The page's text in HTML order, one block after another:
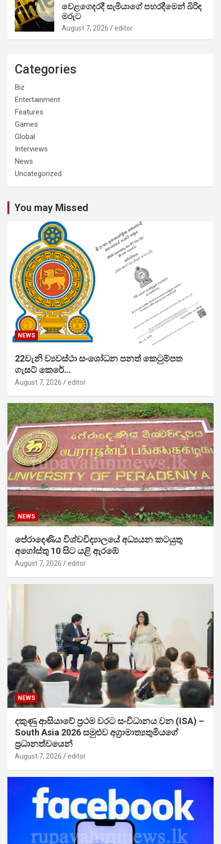
වෙළගෙදරදී සැමියාගේ පහරදීමෙන් බිරිඳ
මරුට
August 7, 2026 editor
Categories
Biz
Entertainment
Features
Games
Global
Interviews
News
Uncategorized
You may Missed
NEWS
22වැනි ව්‍යවස්ථා සංශෝධන පනත් කෙටුම්පත
ගැසට් කෙරේ…
August 7, 2026 editor
NEWS
පේරාදෙණිය විශ්වවිද්‍යාලයේ අධ්‍යයන කටයුතු
අගෝස්තු 10 සිට යළි ඇරඹේ
August 7, 2026 editor
NEWS
දකුණු ආසියාවේ ප්‍රථම වරට සංවිධානය වන (ISA) –
South Asia 2026 සමුළුව අග්‍රාමාත්‍යතුමියගේ
ප්‍රධානත්වයෙන්
August 7, 2026 editor